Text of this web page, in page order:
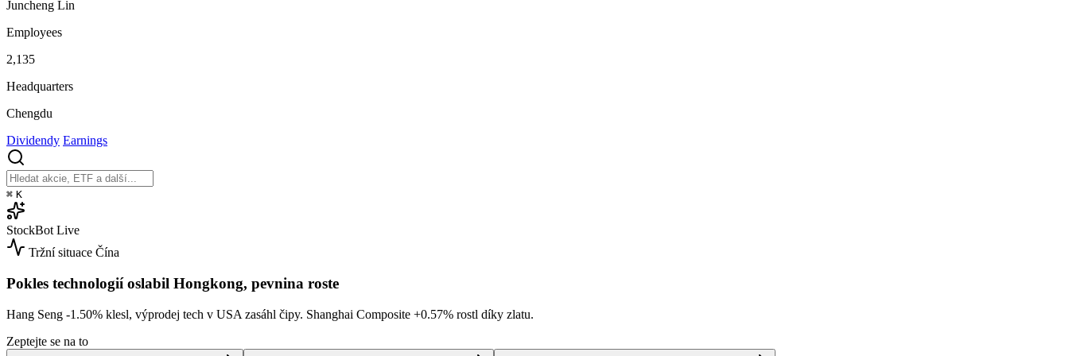
Juncheng Lin
Employees
2,135
Headquarters
Chengdu
Dividendy Earnings
⌘ K
StockBot Live
Tržní situace Čína
Pokles technologií oslabil Hongkong, pevnina roste
Hang Seng -1.50% klesl, výprodej tech v USA zasáhl čipy. Shanghai Composite +0.57% rostl díky zlatu.
Zeptejte se na to